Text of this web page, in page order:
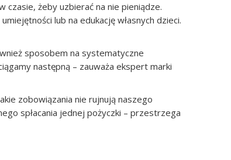
czasie, żeby uzbierać na nie pieniądze.
lub na edukację własnych dzieci.
sposobem na systematyczne
następną – zauważa ekspert marki
zobowiązania nie rujnują naszego
spłacania jednej pożyczki – przestrzega